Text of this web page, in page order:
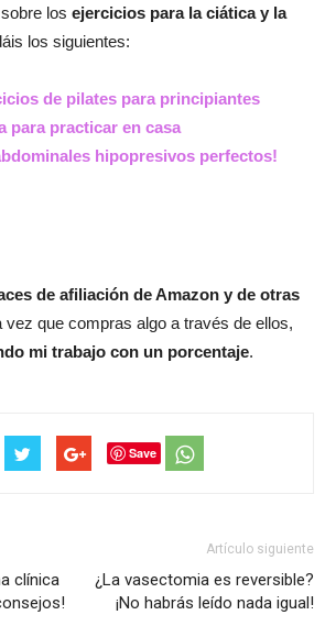
los ejercicios para la ciática y la
los siguientes:
de pilates para principiantes
para practicar en casa
hipopresivos perfectos!
de afiliación de Amazon y de otras
vez que compras algo a través de ellos,
mi trabajo con un porcentaje.
Save
clínica
Artículo siguiente
¿La vasectomia es reversible?
¡No habrás leído nada igual!